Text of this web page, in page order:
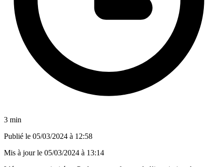
3 min
Publié le 05/03/2024 à 12:58
Mis à jour le 05/03/2024 à 13:14